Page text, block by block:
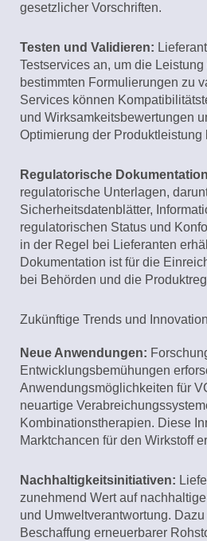
gesetzlicher Vorschriften.
Testen und Validieren:
Testservices an, um die
bestimmten Formulierungen zu
Services können
und Wirksamkeitsbewertungen
Optimierung der Produktleistung
Regulatorische
regulatorische Unterlagen,
Sicherheitsdatenblätter,
regulatorischen Status und
in der Regel bei Lieferanten
Dokumentation ist für die
bei Behörden und die
Zukünftige Trends und
Neue Anwendungen:
Entwicklungsbemühungen
Anwendungsmöglichkeiten für
neuartige
Kombinationstherapien. Diese
Marktchancen für den Wirkstoff
Nachhaltigkeitsinitiativen:
zunehmend Wert auf
und Umweltverantwortung.
Beschaffung erneuerbarer